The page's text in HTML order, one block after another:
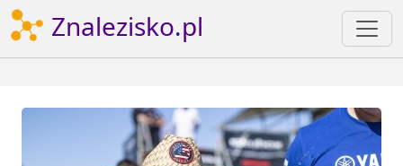
Znalezisko.pl